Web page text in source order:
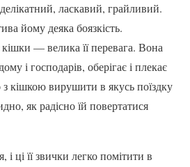
ласкавий, грайливий.
йому деяка боязкість.
— велика її перевага. Вона
і господарів, оберігає і плекає
кішкою вирушити в якусь поїздку
як радісно їй повертатися
ці її звички легко помітити в